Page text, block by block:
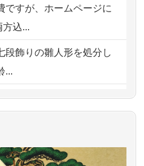
読み、丁寧に供養してい
ご依頼出来る点と申込ま
たので。
ですが、ホームページに
込...
段飾りの雛人形を処分し
...
処分をお願いできます